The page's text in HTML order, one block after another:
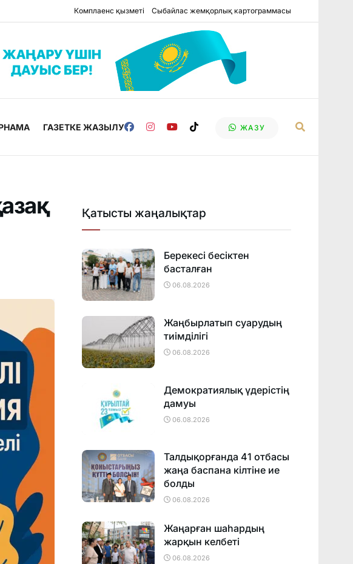
Комплаенс қызметі Сыбайлас жемқорлық картограммасы
ГАЗЕТКЕ ЖАЗЫЛУ ЖАЗУ
Қатысты жаңалықтар
Берекесі бесіктен
басталған
06.08.2026
Жаңбырлатып суарудың
тиімділігі
06.08.2026
Демократиялық үдерістің
дамуы
06.08.2026
Талдықорғанда 41 отбасы
жаңа баспана кілтіне ие
болды
06.08.2026
Жаңарған шаһардың
жарқын келбеті
06.08.2026